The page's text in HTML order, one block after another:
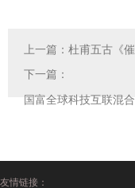
上一篇： 杜甫五古《
下一篇：
国富全球科技互联混
友情链接：